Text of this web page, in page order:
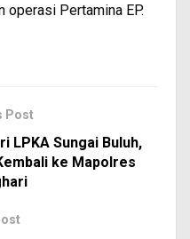
operasi Pertamina EP.
Post
LPKA Sungai Buluh,
ke Mapolres